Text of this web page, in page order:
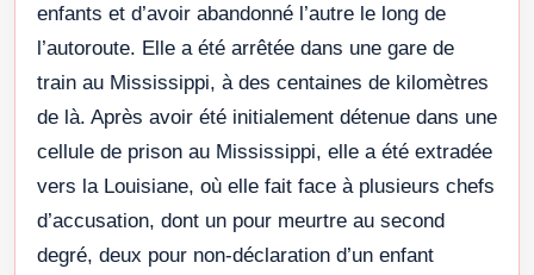
enfants et d’avoir abandonné l’autre le long de
l’autoroute. Elle a été arrêtée dans une gare de
train au Mississippi, à des centaines de kilomètres
de là. Après avoir été initialement détenue dans une
cellule de prison au Mississippi, elle a été extradée
vers la Louisiane, où elle fait face à plusieurs chefs
d’accusation, dont un pour meurtre au second
degré, deux pour non-déclaration d’un enfant